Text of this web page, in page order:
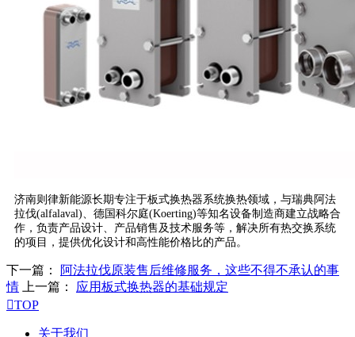
济南则律新能源长期专注于板式换热器系统换热领域，与瑞典阿法
拉伐(alfalaval)、德国科尔庭(Koerting)等知名设备制造商建立战略合
作，负责产品设计、产品销售及技术服务等，解决所有热交换系统
的项目，提供优化设计和高性能价格比的产品。
下一篇：
阿法拉伐原装售后维修服务，这些不得不承认的事
情
上一篇： 应用板式换热器的基础规定
TOP
关于我们